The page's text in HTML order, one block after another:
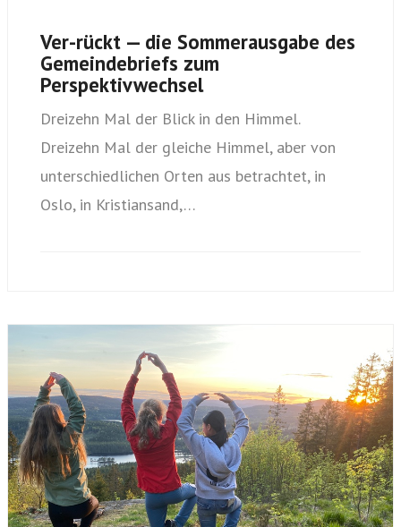
Ver-rückt — die Sommerausgabe des
Gemeindebriefs zum
Perspektivwechsel
Dreizehn Mal der Blick in den Himmel.
Dreizehn Mal der gleiche Himmel, aber von
unterschiedlichen Orten aus betrachtet, in
Oslo, in Kristiansand,…